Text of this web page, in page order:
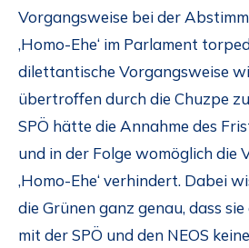
Vorgangsweise bei der
‚Homo-Ehe‘ im Parlament
dilettantische Vorgangsweise
übertroffen durch die Chuzpe
SPÖ hätte die Annahme des
und in der Folge womöglich die
‚Homo-Ehe‘ verhindert. Dabei
die Grünen ganz genau, dass
mit der SPÖ und den NEOS